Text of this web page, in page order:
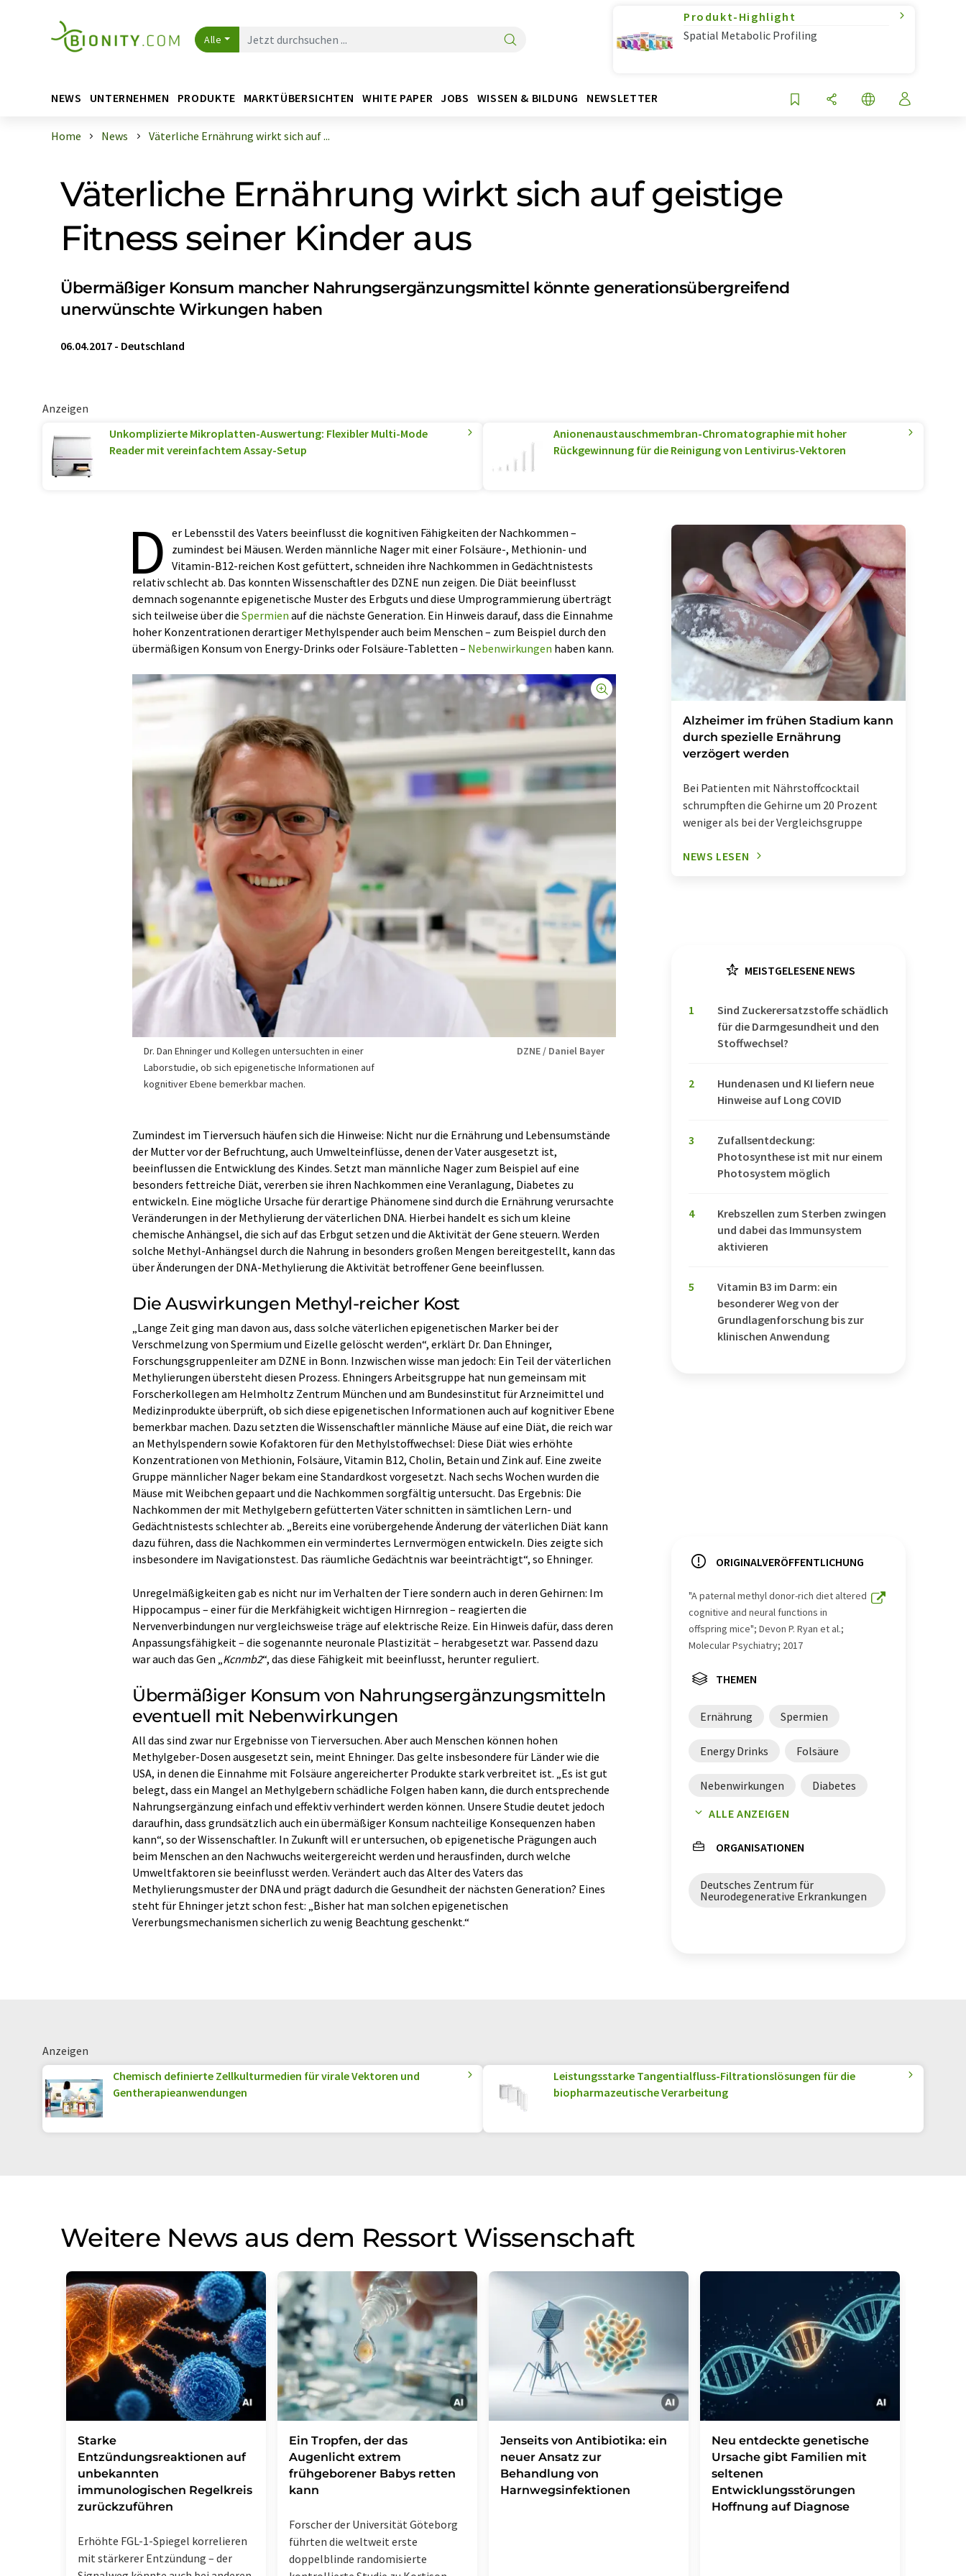
Alle
Produkt-Highlight
Spatial Metabolic Profiling
NEWS UNTERNEHMEN PRODUKTE MARKTÜBERSICHTEN WHITE PAPER JOBS WISSEN & BILDUNG NEWSLETTER
Home News Väterliche Ernährung wirkt sich auf ...
Väterliche Ernährung wirkt sich auf geistige
Fitness seiner Kinder aus
Übermäßiger Konsum mancher Nahrungsergänzungsmittel könnte generationsübergreifend
unerwünschte Wirkungen haben
06.04.2017 - Deutschland
Anzeigen
Unkomplizierte Mikroplatten-Auswertung: Flexibler Multi-Mode
Reader mit vereinfachtem Assay-Setup
Anionenaustauschmembran-Chromatographie mit hoher
Rückgewinnung für die Reinigung von Lentivirus-Vektoren
D er Lebensstil des Vaters beeinflusst die kognitiven Fähigkeiten der Nachkommen –
zumindest bei Mäusen. Werden männliche Nager mit einer Folsäure-, Methionin- und
Vitamin-B12-reichen Kost gefüttert, schneiden ihre Nachkommen in Gedächtnistests
relativ schlecht ab. Das konnten Wissenschaftler des DZNE nun zeigen. Die Diät beeinflusst
demnach sogenannte epigenetische Muster des Erbguts und diese Umprogrammierung überträgt
sich teilweise über die Spermien auf die nächste Generation. Ein Hinweis darauf, dass die Einnahme
hoher Konzentrationen derartiger Methylspender auch beim Menschen – zum Beispiel durch den
übermäßigen Konsum von Energy-Drinks oder Folsäure-Tabletten – Nebenwirkungen haben kann.
Dr. Dan Ehninger und Kollegen untersuchten in einer
Laborstudie, ob sich epigenetische Informationen auf
kognitiver Ebene bemerkbar machen.
DZNE / Daniel Bayer
Zumindest im Tierversuch häufen sich die Hinweise: Nicht nur die Ernährung und Lebensumstände
der Mutter vor der Befruchtung, auch Umwelteinflüsse, denen der Vater ausgesetzt ist,
beeinflussen die Entwicklung des Kindes. Setzt man männliche Nager zum Beispiel auf eine
besonders fettreiche Diät, vererben sie ihren Nachkommen eine Veranlagung, Diabetes zu
entwickeln. Eine mögliche Ursache für derartige Phänomene sind durch die Ernährung verursachte
Veränderungen in der Methylierung der väterlichen DNA. Hierbei handelt es sich um kleine
chemische Anhängsel, die sich auf das Erbgut setzen und die Aktivität der Gene steuern. Werden
solche Methyl-Anhängsel durch die Nahrung in besonders großen Mengen bereitgestellt, kann das
über Änderungen der DNA-Methylierung die Aktivität betroffener Gene beeinflussen.
Die Auswirkungen Methyl-reicher Kost
„Lange Zeit ging man davon aus, dass solche väterlichen epigenetischen Marker bei der
Verschmelzung von Spermium und Eizelle gelöscht werden“, erklärt Dr. Dan Ehninger,
Forschungsgruppenleiter am DZNE in Bonn. Inzwischen wisse man jedoch: Ein Teil der väterlichen
Methylierungen übersteht diesen Prozess. Ehningers Arbeitsgruppe hat nun gemeinsam mit
Forscherkollegen am Helmholtz Zentrum München und am Bundesinstitut für Arzneimittel und
Medizinprodukte überprüft, ob sich diese epigenetischen Informationen auch auf kognitiver Ebene
bemerkbar machen. Dazu setzten die Wissenschaftler männliche Mäuse auf eine Diät, die reich war
an Methylspendern sowie Kofaktoren für den Methylstoffwechsel: Diese Diät wies erhöhte
Konzentrationen von Methionin, Folsäure, Vitamin B12, Cholin, Betain und Zink auf. Eine zweite
Gruppe männlicher Nager bekam eine Standardkost vorgesetzt. Nach sechs Wochen wurden die
Mäuse mit Weibchen gepaart und die Nachkommen sorgfältig untersucht. Das Ergebnis: Die
Nachkommen der mit Methylgebern gefütterten Väter schnitten in sämtlichen Lern- und
Gedächtnistests schlechter ab. „Bereits eine vorübergehende Änderung der väterlichen Diät kann
dazu führen, dass die Nachkommen ein vermindertes Lernvermögen entwickeln. Dies zeigte sich
insbesondere im Navigationstest. Das räumliche Gedächtnis war beeinträchtigt“, so Ehninger.
Unregelmäßigkeiten gab es nicht nur im Verhalten der Tiere sondern auch in deren Gehirnen: Im
Hippocampus – einer für die Merkfähigkeit wichtigen Hirnregion – reagierten die
Nervenverbindungen nur vergleichsweise träge auf elektrische Reize. Ein Hinweis dafür, dass deren
Anpassungsfähigkeit – die sogenannte neuronale Plastizität – herabgesetzt war. Passend dazu
war auch das Gen „ Kcnmb2“, das diese Fähigkeit mit beeinflusst, herunter reguliert.
Übermäßiger Konsum von Nahrungsergänzungsmitteln
eventuell mit Nebenwirkungen
All das sind zwar nur Ergebnisse von Tierversuchen. Aber auch Menschen können hohen
Methylgeber-Dosen ausgesetzt sein, meint Ehninger. Das gelte insbesondere für Länder wie die
USA, in denen die Einnahme mit Folsäure angereicherter Produkte stark verbreitet ist. „Es ist gut
belegt, dass ein Mangel an Methylgebern schädliche Folgen haben kann, die durch entsprechende
Nahrungsergänzung einfach und effektiv verhindert werden können. Unsere Studie deutet jedoch
daraufhin, dass grundsätzlich auch ein übermäßiger Konsum nachteilige Konsequenzen haben
kann“, so der Wissenschaftler. In Zukunft will er untersuchen, ob epigenetische Prägungen auch
beim Menschen an den Nachwuchs weitergereicht werden und herausfinden, durch welche
Umweltfaktoren sie beeinflusst werden. Verändert auch das Alter des Vaters das
Methylierungsmuster der DNA und prägt dadurch die Gesundheit der nächsten Generation? Eines
steht für Ehninger jetzt schon fest: „Bisher hat man solchen epigenetischen
Vererbungsmechanismen sicherlich zu wenig Beachtung geschenkt.“
Alzheimer im frühen Stadium kann
durch spezielle Ernährung
verzögert werden
Bei Patienten mit Nährstoffcocktail
schrumpften die Gehirne um 20 Prozent
weniger als bei der Vergleichsgruppe
NEWS LESEN
MEISTGELESENE NEWS
1
Sind Zuckerersatzstoffe schädlich
für die Darmgesundheit und den
Stoffwechsel?
2
Hundenasen und KI liefern neue
Hinweise auf Long COVID
3
Zufallsentdeckung:
Photosynthese ist mit nur einem
Photosystem möglich
4
Krebszellen zum Sterben zwingen
und dabei das Immunsystem
aktivieren
5
Vitamin B3 im Darm: ein
besonderer Weg von der
Grundlagenforschung bis zur
klinischen Anwendung
ORIGINALVERÖFFENTLICHUNG
"A paternal methyl donor-rich diet altered
cognitive and neural functions in
offspring mice"; Devon P. Ryan et al.;
Molecular Psychiatry; 2017
THEMEN
Ernährung Spermien
Energy Drinks Folsäure
Nebenwirkungen Diabetes
DNA-Methylierung
Vitamin B12 Cholin
Betain Zink Gedächtnis
ALLE ANZEIGEN
ORGANISATIONEN
Deutsches Zentrum für
Neurodegenerative Erkrankungen
Anzeigen
Chemisch definierte Zellkulturmedien für virale Vektoren und
Gentherapieanwendungen
Leistungsstarke Tangentialfluss-Filtrationslösungen für die
biopharmazeutische Verarbeitung
Weitere News aus dem Ressort Wissenschaft
Starke
Entzündungsreaktionen auf
unbekannten
immunologischen Regelkreis
zurückzuführen
Erhöhte FGL-1-Spiegel korrelieren
mit stärkerer Entzündung – der
Ein Tropfen, der das
Augenlicht extrem
frühgeborener Babys retten
kann
Forscher der Universität Göteborg
führten die weltweit erste
doppelblinde randomisierte
Jenseits von Antibiotika: ein
neuer Ansatz zur
Behandlung von
Harnwegsinfektionen
Neu entdeckte genetische
Ursache gibt Familien mit
seltenen
Entwicklungsstörungen
Hoffnung auf Diagnose